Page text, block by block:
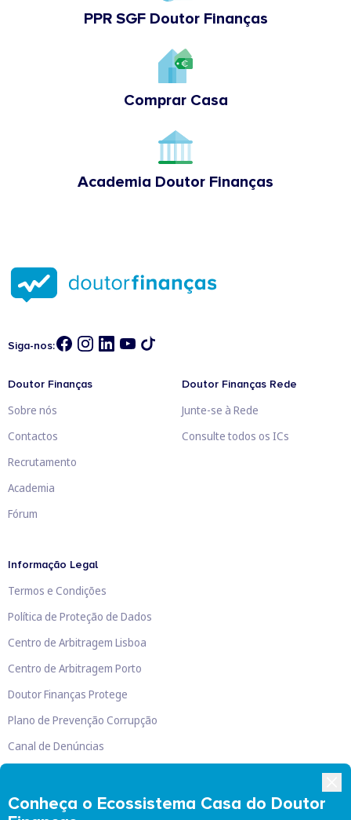
PPR SGF Doutor Finanças
Comprar Casa
Academia Doutor Finanças
Conheça o Ecossistema Casa do Doutor
Siga-nos:
Doutor Finanças
Sobre nós
Contactos
Recrutamento
Academia
Fórum
Doutor Finanças Rede
Junte-se à Rede
Consulte todos os ICs
Informação Legal
Termos e Condições
Política de Proteção de Dados
Centro de Arbitragem Lisboa
Centro de Arbitragem Porto
Doutor Finanças Protege
Plano de Prevenção Corrupção
Canal de Denúncias